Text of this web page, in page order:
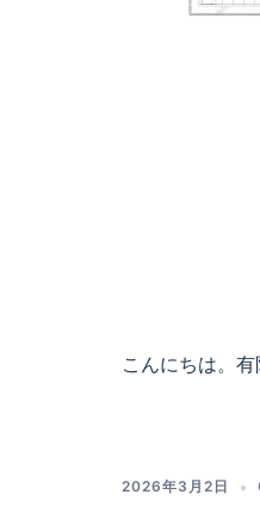
こんにちは。
2026年3月2日